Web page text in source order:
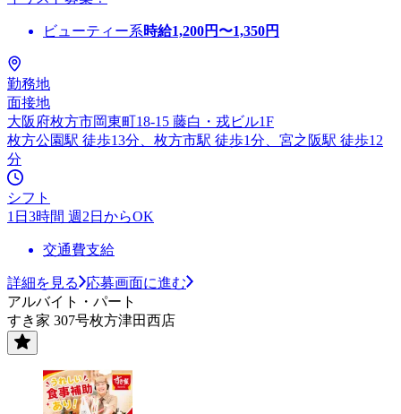
ビューティー系時給1,200円〜1,350円
勤務地
面接地
大阪府枚方市岡東町18-15 藤白・戎ビル1F
枚方公園駅 徒歩13分、枚方市駅 徒歩1分、宮之阪駅 徒歩12
分
シフト
1日3時間 週2日からOK
交通費支給
詳細を見る
応募画面に進む
アルバイト・パート
すき家 307号枚方津田西店